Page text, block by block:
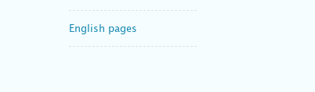
English pages